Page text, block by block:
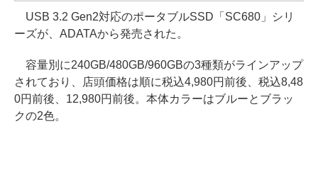
USB 3.2 Gen2対応のポータブルSSD「SC680」シリ
ーズが、ADATAから発売された。
容量別に240GB/480GB/960GBの3種類がラインアップ
されており、店頭価格は順に税込4,980円前後、税込8,48
0円前後、12,980円前後。本体カラーはブルーとブラッ
クの2色。